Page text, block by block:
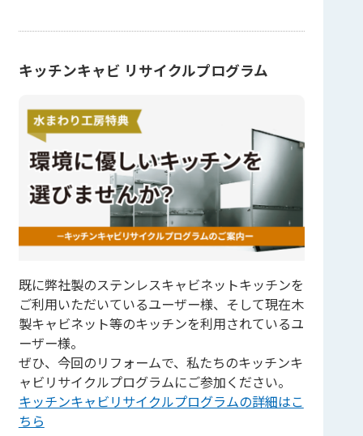
キッチンキャビ リサイクルプログラム
既に弊社製のステンレスキャビネットキッチンを
ご利用いただいているユーザー様、そして現在木
製キャビネット等のキッチンを利用されているユ
ーザー様。
ぜひ、今回のリフォームで、私たちのキッチンキ
ャビリサイクルプログラムにご参加ください。
キッチンキャビリサイクルプログラムの詳細はこ
ちら